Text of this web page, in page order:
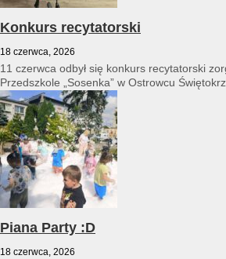
Konkurs recytatorski
18 czerwca, 2026
11 czerwca odbył się konkurs recytatorski
Przedszkole „Sosenka” w Ostrowcu
przedszkole reprezentował Franciszek
Piana Party :D
18 czerwca, 2026